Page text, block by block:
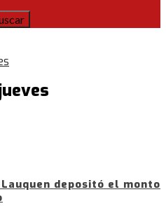
depositó el monto